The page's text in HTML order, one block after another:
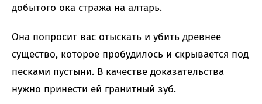
добытого ока стража на алтарь.
Она попросит вас отыскать и убить древнее
существо, которое пробудилось и скрывается под
песками пустыни. В качестве доказательства
нужно принести ей гранитный зуб.